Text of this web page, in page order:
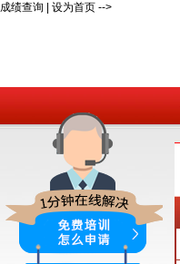
成绩查询 设为首页 -->